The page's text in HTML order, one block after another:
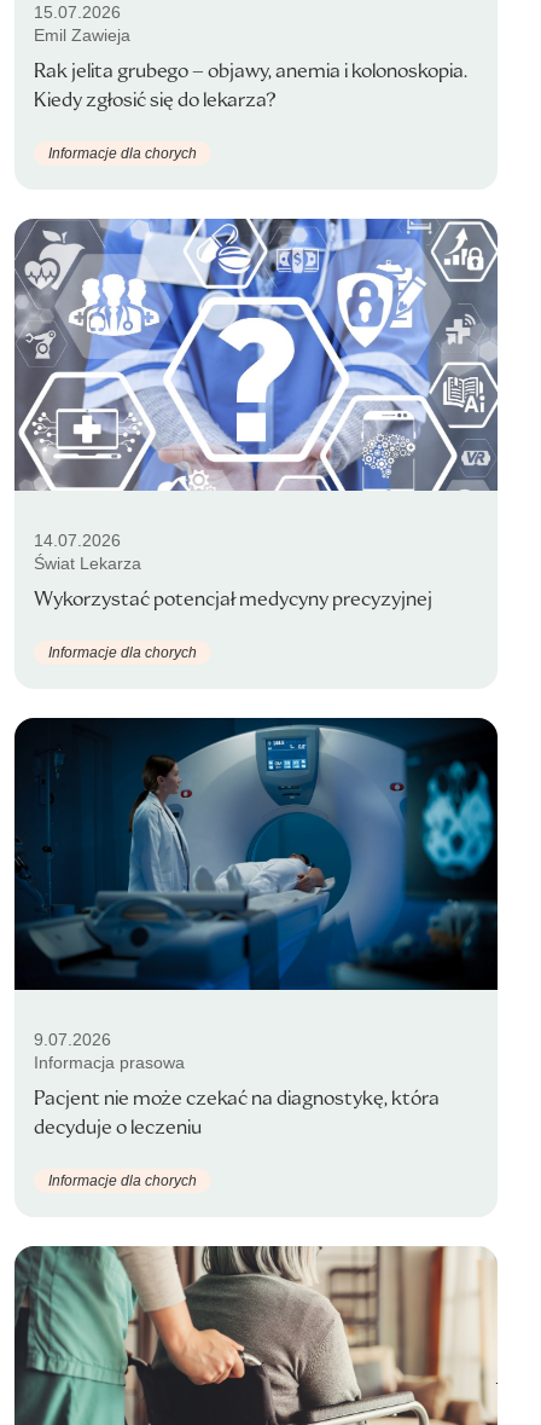
15.07.2026
Emil Zawieja
Rak jelita grubego – objawy, anemia i kolonoskopia.
Kiedy zgłosić się do lekarza?
Informacje dla chorych
14.07.2026
Świat Lekarza
Wykorzystać potencjał medycyny precyzyjnej
Informacje dla chorych
9.07.2026
Informacja prasowa
Pacjent nie może czekać na diagnostykę, która
decyduje o leczeniu
Informacje dla chorych